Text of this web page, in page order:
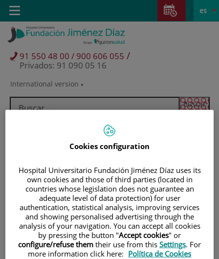
Saltar al contenido
Saltar
contenido
Selector
idioma
activo
es
International version
91 550 48 00 / 900 606 055 /
Privados: 91 090 05 16
Toggle
navigation
Pacientes y visitantes
Cookies configuration
Hospital Universitario Fundación Jiménez Díaz uses its
own cookies and those of third parties (located in
countries whose legislation does not guarantee an
adequate level of data protection) for user
authentication, statistical analysis, improving services
and showing personalised advertising through the
analysis of your navigation. You can accept all cookies
by pressing the button "Accept cookies" or
configure/refuse them their use from this Settings. For
more information click here: Política de Cookies